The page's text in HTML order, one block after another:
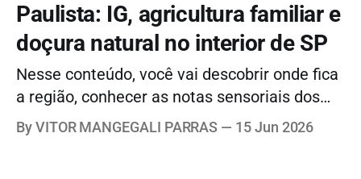
Paulista: IG, agricultura familiar e
doçura natural no interior de SP
Nesse conteúdo, você vai descobrir onde fica
a região, conhecer as notas sensoriais dos
cafés especiais, ficar por dentro do turismo
cafeeiro local e muito mais!
By VITOR MANGEGALI PARRAS 15 Jun 2026